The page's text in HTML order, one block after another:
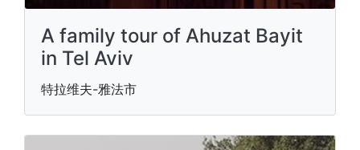
A family tour of Ahuzat Bayit
in Tel Aviv
特拉维夫-雅法市